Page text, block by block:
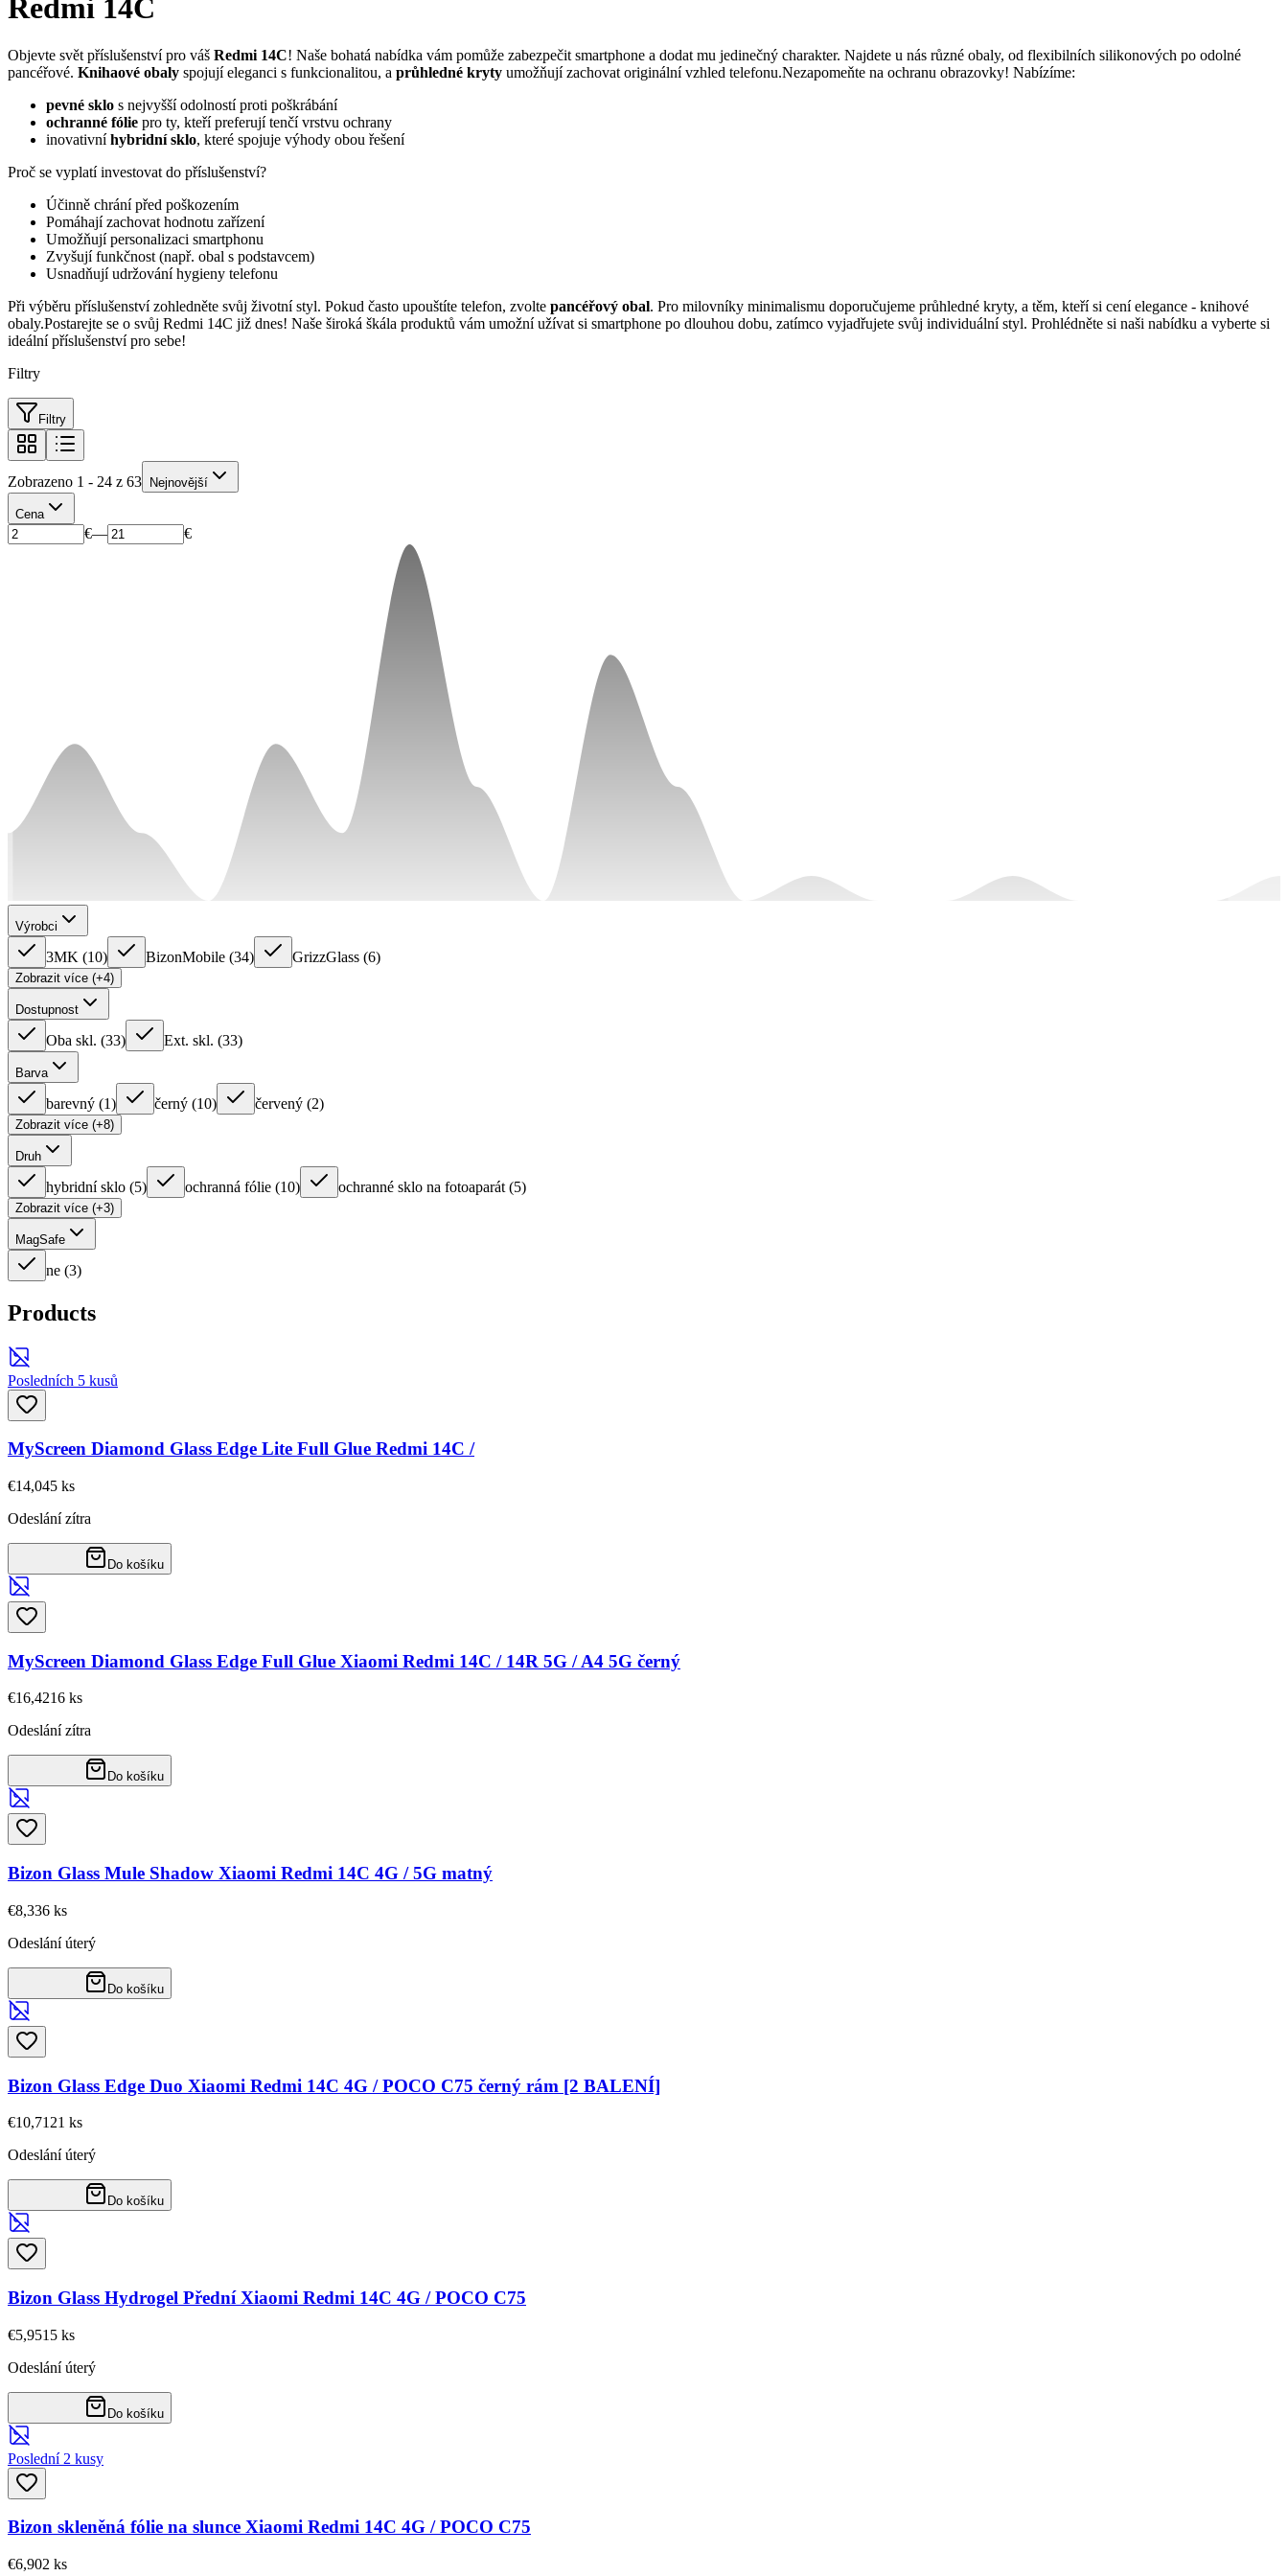
Redmi 14C
Objevte svět příslušenství pro váš Redmi 14C! Naše bohatá nabídka vám pomůže zabezpečit smartphone a dodat mu jedinečný charakter. Najdete u nás různé obaly, od flexibilních silikonových po odolné
pancéřové. Knihaové obaly spojují eleganci s funkcionalitou, a průhledné kryty umožňují zachovat originální vzhled telefonu.Nezapomeňte na ochranu obrazovky! Nabízíme:
pevné sklo s nejvyšší odolností proti poškrábání
ochranné fólie pro ty, kteří preferují tenčí vrstvu ochrany
inovativníhybridní sklo, které spojuje výhody obou řešení
Proč se vyplatí investovat do příslušenství?
Účinně chrání před poškozením
Pomáhají zachovat hodnotu zařízení
Umožňují personalizaci smartphonu
Zvyšují funkčnost (např. obal s podstavcem)
Usnadňují udržování hygieny telefonu
Při výběru příslušenství zohledněte svůj životní styl. Pokud často upouštíte telefon, zvolte pancéřový obal. Pro milovníky minimalismu doporučujeme průhledné kryty, a těm, kteří si cení elegance - knihové
obaly.Postarejte se o svůj Redmi 14C již dnes! Naše široká škála produktů vám umožní užívat si smartphone po dlouhou dobu, zatímco vyjadřujete svůj individuální styl. Prohlédněte si naši nabídku a vyberte si
ideální příslušenství pro sebe!
Filtry
Filtry
Zobrazeno 1 - 24 z 63 Nejnovější
Cena
€— €
Výrobci
3MK (10) BizonMobile (34) GrizzGlass (6)
Zobrazit více (+4)
Dostupnost
Oba skl. (33) Ext. skl. (33)
Barva
barevný (1) černý (10) červený (2)
Zobrazit více (+8)
Druh
hybridní sklo (5) ochranná fólie (10) ochranné sklo na fotoaparát (5)
Zobrazit více (+3)
MagSafe
ne (3)
Products
Posledních 5 kusů
MyScreen Diamond Glass Edge Lite Full Glue Redmi 14C /
€14,045 ks
Odeslání zítra
Do košíku
MyScreen Diamond Glass Edge Full Glue Xiaomi Redmi 14C / 14R 5G / A4 5G černý
€16,4216 ks
Odeslání zítra
Do košíku
Bizon Glass Mule Shadow Xiaomi Redmi 14C 4G / 5G matný
€8,336 ks
Odeslání úterý
Do košíku
Bizon Glass Edge Duo Xiaomi Redmi 14C 4G / POCO C75 černý rám [2 BALENÍ]
€10,71 21 ks
Odeslání úterý
Do košíku
Bizon Glass Hydrogel Přední Xiaomi Redmi 14C 4G / POCO C75
€5,9515 ks
Odeslání úterý
Do košíku
Poslední 2 kusy
Bizon skleněná fólie na slunce Xiaomi Redmi 14C 4G / POCO C75
€6,902 ks